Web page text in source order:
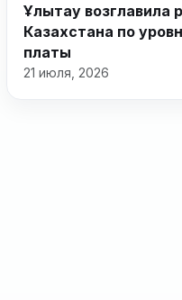
Ұлытау возглавила
Казахстана по
платы
21 июля, 2026